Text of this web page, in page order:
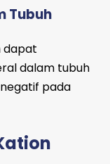
Tubuh
dapat
dalam tubuh
pada